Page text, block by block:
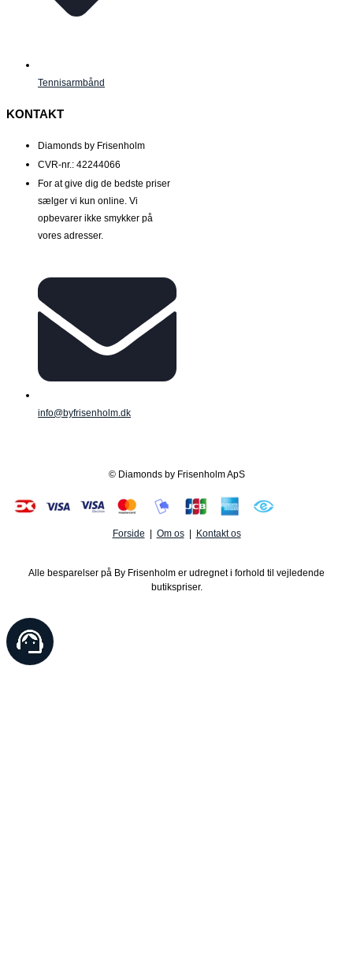
Tennisarmbånd
KONTAKT
Diamonds by Frisenholm
CVR-nr.: 42244066
For at give dig de bedste priser
sælger vi kun online. Vi
opbevarer ikke smykker på
vores adresser.
info@byfrisenholm.dk
© Diamonds by Frisenholm ApS
Forside | Om os| Kontakt os
Alle besparelser på By Frisenholm er udregnet i forhold til vejledende
butikspriser.